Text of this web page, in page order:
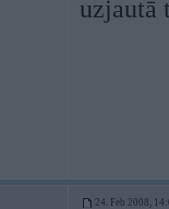
uzjautā
24. Feb 2008,